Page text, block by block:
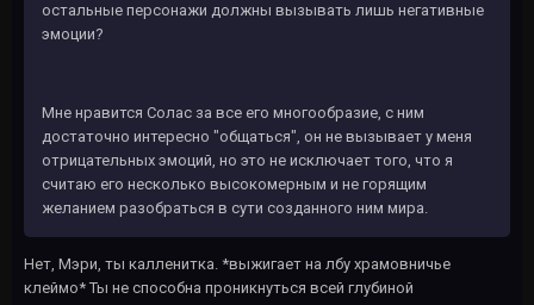
остальные персонажи должны вызывать лишь негативные
эмоции?
Мне нравится Солас за все его многообразие, с ним
достаточно интересно "общаться", он не вызывает у меня
отрицательных эмоций, но это не исключает того, что я
считаю его несколько высокомерным и не горящим
желанием разобраться в сути созданного ним мира.
Нет, Мэри, ты калленитка. *выжигает на лбу храмовничье
клеймо* Ты не способна проникнуться всей глубиной